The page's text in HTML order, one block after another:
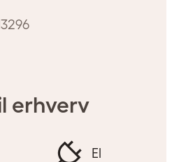
erhverv
El